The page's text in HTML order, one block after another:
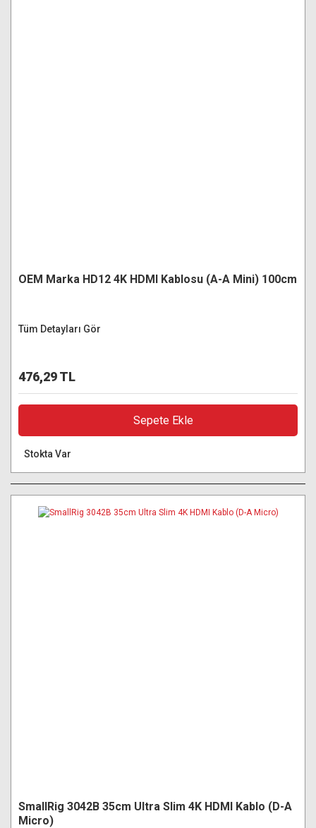
OEM Marka HD12 4K HDMI Kablosu (A-A Mini) 100cm
Tüm Detayları Gör
476,29 TL
Sepete Ekle
Stokta Var
SmallRig 3042B 35cm Ultra Slim 4K HDMI Kablo (D-A
Micro)